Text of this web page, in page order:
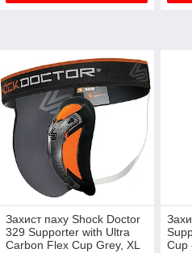
Захист паху Shock Doctor
329 Supporter with Ultra
Carbon Flex Cup Grey, XL
Cup